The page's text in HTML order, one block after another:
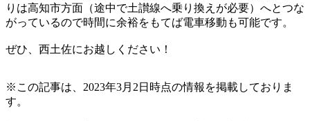
りは高知市方面（途中で土讃線へ乗り換えが必要）へとつな
がっているので時間に余裕をもてば電車移動も可能です。
ぜひ、西土佐にお越しください！
※この記事は、2023年3月2日時点の情報を掲載しておりま
す。